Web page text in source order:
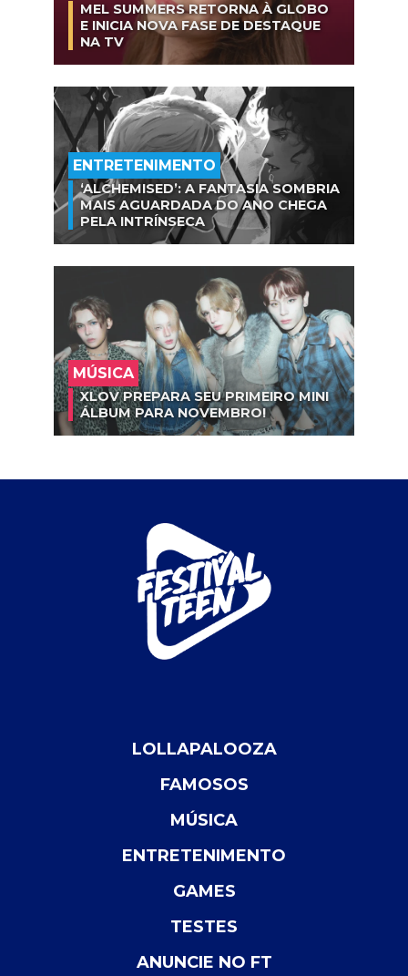
MEL SUMMERS RETORNA À GLOBO
E INICIA NOVA FASE DE DESTAQUE
NA TV
ENTRETENIMENTO
‘ALCHEMISED’: A FANTASIA SOMBRIA
MAIS AGUARDADA DO ANO CHEGA
PELA INTRÍNSECA
MÚSICA
XLOV PREPARA SEU PRIMEIRO MINI
ÁLBUM PARA NOVEMBRO!
LOLLAPALOOZA
FAMOSOS
MÚSICA
ENTRETENIMENTO
GAMES
TESTES
ANUNCIE NO FT